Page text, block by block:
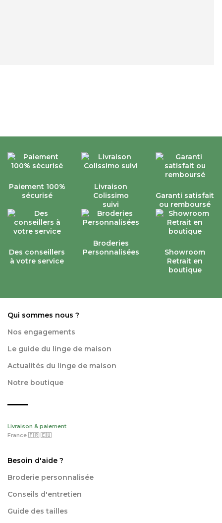
Paiement 100%
sécurisé
Livraison
Colissimo
suivi
Garanti satisfait
ou remboursé
Des conseillers
à votre service
Broderies
Personnalisées
Showroom
Retrait en
boutique
Qui sommes nous ?
Nos engagements
Le guide du linge de maison
Actualités du linge de maison
Notre boutique
Livraison & paiement
France 🇫🇷 🇪🇺
Besoin d'aide ?
Broderie personnalisée
Conseils d'entretien
Guide des tailles